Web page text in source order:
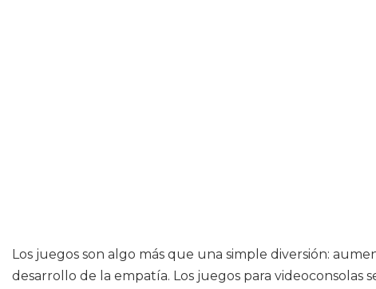
Los juegos son algo más que una simple diversión:
desarrollo de la empatía. Los juegos para videoconsolas